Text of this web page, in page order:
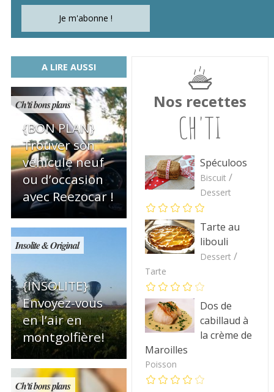
A LIRE AUSSI
Ch'ti bons plans
{BON PLAN}
Trouver son
véhicule neuf
ou d’occasion
avec Reezocar !
Insolite & Original
{INSOLITE}
Envoyez-vous
en l’air en
montgolfière!
Ch'ti bons plans
Nos recettes
CH'TI
Spéculoos
Biscuit /
Dessert
Tarte au
libouli
Dessert /
Tarte
Dos de
cabillaud à
la crème de
Maroilles
Poisson